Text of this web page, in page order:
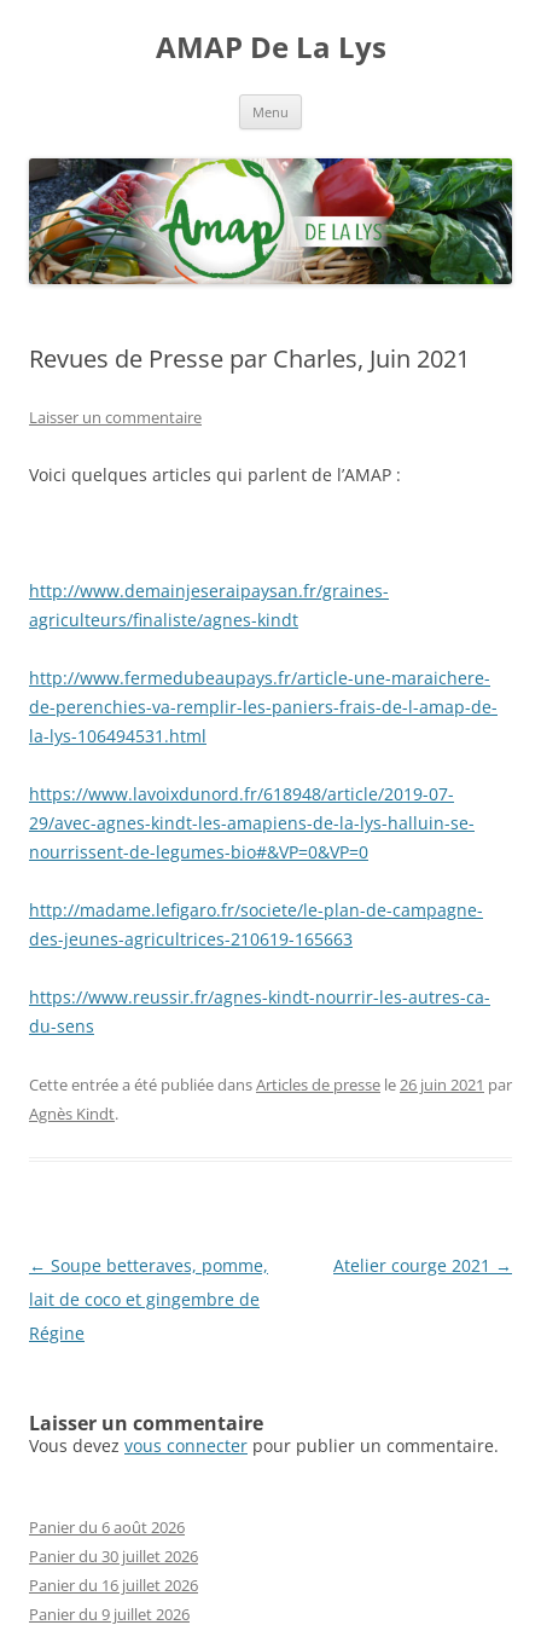
AMAP De La Lys
Menu
Revues de Presse par Charles, Juin 2021
Laisser un commentaire
Voici quelques articles qui parlent de l’AMAP :
http://www.demainjeseraipaysan.fr/graines-
agriculteurs/finaliste/agnes-kindt
http://www.fermedubeaupays.fr/article-une-maraichere-
de-perenchies-va-remplir-les-paniers-frais-de-l-amap-de-
la-lys-106494531.html
https://www.lavoixdunord.fr/618948/article/2019-07-
29/avec-agnes-kindt-les-amapiens-de-la-lys-halluin-se-
nourrissent-de-legumes-bio#&VP=0&VP=0
http://madame.lefigaro.fr/societe/le-plan-de-campagne-
des-jeunes-agricultrices-210619-165663
https://www.reussir.fr/agnes-kindt-nourrir-les-autres-ca-
du-sens
Cette entrée a été publiée dansArticles de presse le26 juin 2021 par
Agnès Kindt.
Navigation
des
articles
← Soupe betteraves, pomme,
lait de coco et gingembre de
Régine
Atelier courge 2021 →
Laisser un commentaire
Vous devez vous connecter pour publier un commentaire.
Panier du 6 août 2026
Panier du 30 juillet 2026
Panier du 16 juillet 2026
Panier du 9 juillet 2026